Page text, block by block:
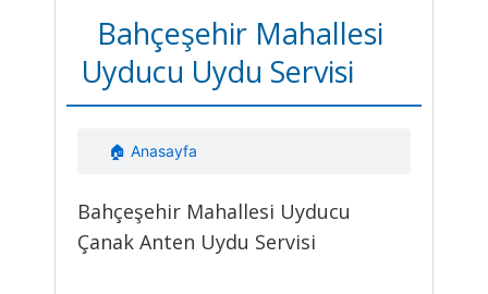
Bahçeşehir Mahallesi
Uyducu Uydu Servisi
🏠 Anasayfa
Bahçeşehir Mahallesi Uyducu
Çanak Anten Uydu Servisi